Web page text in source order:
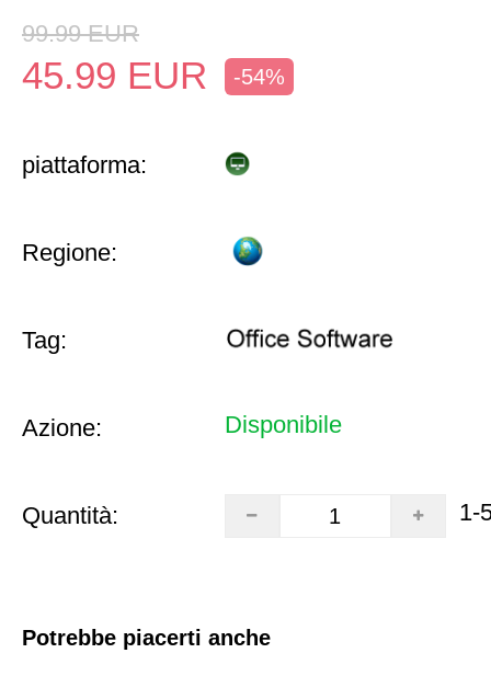
99.99 EUR
45.99 EUR -54%
piattaforma:
Regione:
Tag:
Azione: Disponibile
Quantità: 1-
Potrebbe piacerti anche